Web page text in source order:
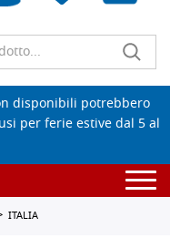
disponibili potrebbero
per ferie estive dal 5 al
ITALIA